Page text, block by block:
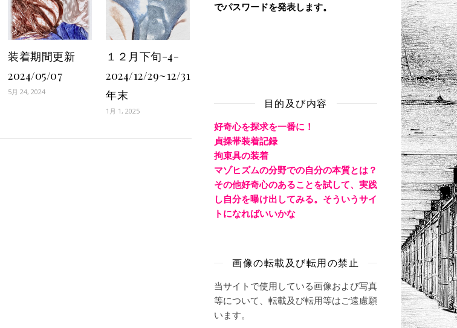
装着期間更新
2024/05/07
5月 24, 2024
１２月下旬-4-
2024/12/29~12/31
年末
1月 1, 2025
でパスワードを発表します。
目的及び内容
好奇心を探求を一番に！
貞操帯装着記録
拘束具の装着
マゾヒズムの分野での自分の本質とは？
その他好奇心のあることを試して、実践
し自分を曝け出してみる。そういうサイ
トになればいいかな
画像の転載及び転用の禁止
当サイトで使用している画像および写真
等について、転載及び転用等はご遠慮願
います。